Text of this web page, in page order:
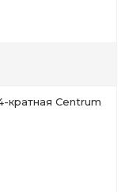
кратная Centrum